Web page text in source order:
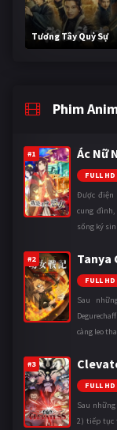
Tương Tây Quỷ Sự
Phim
#1 Ác Nữ
FULL
Được điện
cung
sống ký
#2 Tanya
FULL
Sau
càng leo
#3
FULL
Sau
2) tiếp tục